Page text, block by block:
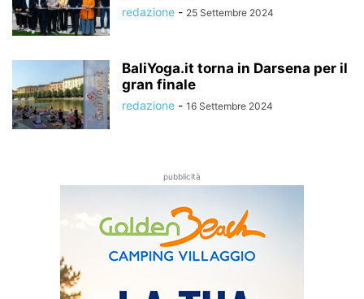
redazione - 25 Settembre 2024
BaliYoga.it torna in Darsena per il
gran finale
redazione - 16 Settembre 2024
pubblicità